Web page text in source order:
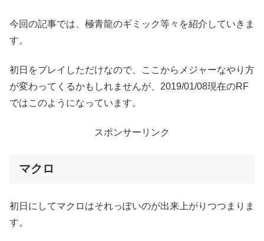
今回の記事では、極青龍のギミック等々を紹介していきま
す。
初日をプレイしただけなので、ここからメジャーなやり方
が変わってくるかもしれませんが、2019/01/08現在のRF
ではこのようになっています。
スポンサーリンク
マクロ
初日にしてマクロはそれっぽいのが出来上がりつつまりま
す。